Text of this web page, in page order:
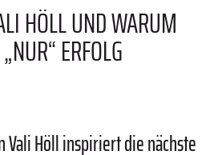
HÖLL UND WARUM
ERFOLG
Höll inspiriert die nächste